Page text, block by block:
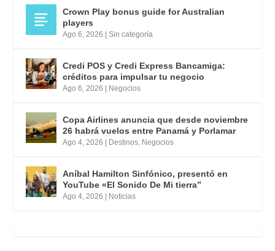
Crown Play bonus guide for Australian
players
Ago 6, 2026 |Sin categoría
Credi POS y Credi Express Bancamiga:
créditos para impulsar tu negocio
Ago 6, 2026 Negocios
Copa Airlines anuncia que desde noviembre
26 habrá vuelos entre Panamá y Porlamar
Ago 4, 2026 Destinos, Negocios
Aníbal Hamilton Sinfónico, presentó en
YouTube «El Sonido De Mi tierra”
Ago 4, 2026 Noticias